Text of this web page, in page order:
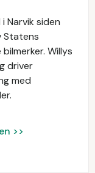
Narvik siden
Statens
Willys
driver
med
>>